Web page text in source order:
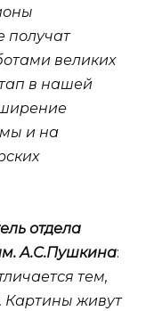
получат
великих
в нашей
и на
отдела
А.С.Пушкина:
тем,
Картины живут